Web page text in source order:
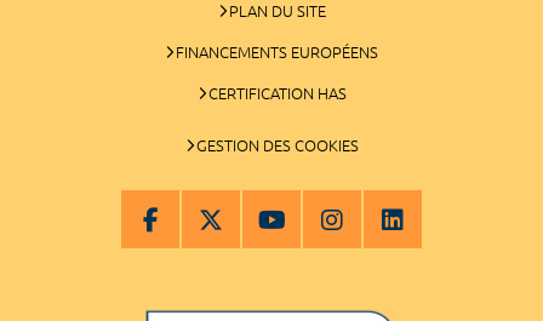
PLAN DU SITE
FINANCEMENTS EUROPÉENS
CERTIFICATION HAS
GESTION DES COOKIES